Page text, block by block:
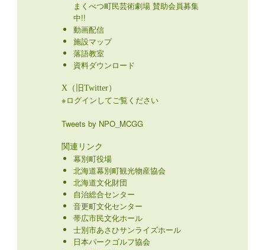
まくべつ町民芸術劇場 賛助会員募集
中!!
動画配信
施設マップ
落語教室
資料ダウンロード
X（旧Twitter）
※ログインしてご覧ください
Tweets by NPO_MCGG
関連リンク
幕別町役場
北海道幕別町観光物産協会
北海道文化財団
自治総合センター
音更町文化センター
帯広市民文化ホール
士別市あさひサンライズホール
日本パークゴルフ協会